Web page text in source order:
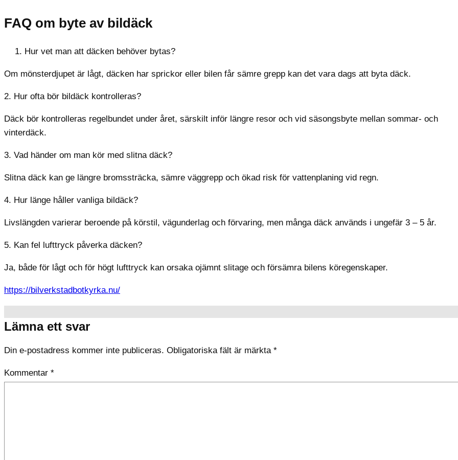
FAQ om byte av bildäck
Hur vet man att däcken behöver bytas?
Om mönsterdjupet är lågt, däcken har sprickor eller bilen får sämre grepp kan det vara dags att byta däck.
2. Hur ofta bör bildäck kontrolleras?
Däck bör kontrolleras regelbundet under året, särskilt inför längre resor och vid säsongsbyte mellan sommar- och
vinterdäck.
3. Vad händer om man kör med slitna däck?
Slitna däck kan ge längre bromssträcka, sämre väggrepp och ökad risk för vattenplaning vid regn.
4. Hur länge håller vanliga bildäck?
Livslängden varierar beroende på körstil, vägunderlag och förvaring, men många däck används i ungefär 3 – 5 år.
5. Kan fel lufttryck påverka däcken?
Ja, både för lågt och för högt lufttryck kan orsaka ojämnt slitage och försämra bilens köregenskaper.
https://bilverkstadbotkyrka.nu/
Lämna ett svar
Din e-postadress kommer inte publiceras. Obligatoriska fält är märkta *
Kommentar *